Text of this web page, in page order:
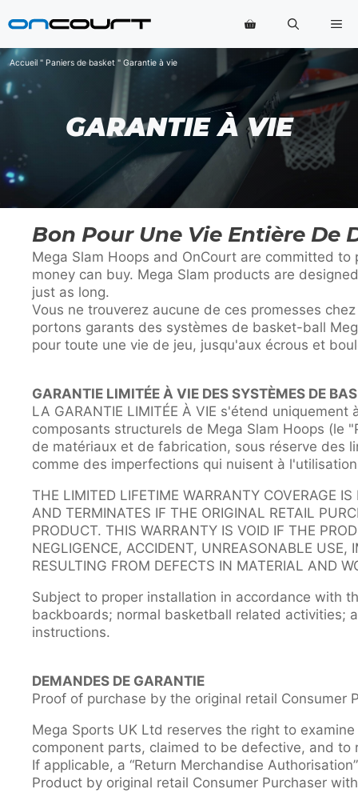
au
Accueil " Paniers de basket " Garantie à vie
GARANTIE À VIE
Bon Pour Une Vie Entière De
Mega Slam Hoops and OnCourt are committed
money can buy. Mega Slam products are
just as long.
Vous ne trouverez aucune de ces promesses
portons garants des systèmes de basket-ball
pour toute une vie de jeu, jusqu'aux écrous et
GARANTIE LIMITÉE À VIE DES SYSTÈMES DE
LA GARANTIE LIMITÉE À VIE s'étend
composants structurels de Mega Slam Hoops (le
de matériaux et de fabrication, sous réserve des
comme des imperfections qui nuisent à
THE LIMITED LIFETIME WARRANTY COVERAGE
AND TERMINATES IF THE ORIGINAL RETAIL
PRODUCT. THIS WARRANTY IS VOID IF THE
NEGLIGENCE, ACCIDENT, UNREASONABLE
RESULTING FROM DEFECTS IN MATERIAL AND
Subject to proper installation in accordance with
backboards; normal basketball related activities;
instructions.
DEMANDES DE GARANTIE
Proof of purchase by the original retail Consumer
Mega Sports UK Ltd reserves the right to
component parts, claimed to be defective, and
If applicable, a “Return Merchandise
Product by original retail Consumer Purchaser